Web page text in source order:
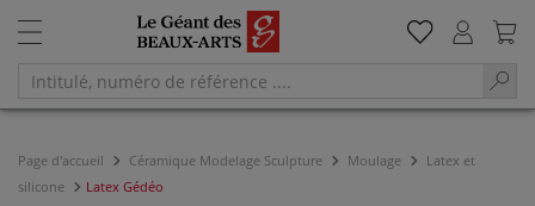
Page d'accueil Céramique Modelage Sculpture Moulage
Latex et
silicone
Latex Gédéo